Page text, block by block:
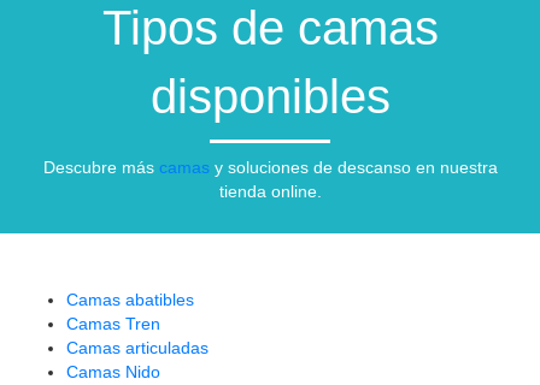
Tipos de camas
disponibles
Descubre más camas y soluciones de descanso en nuestra
tienda online.
Camas abatibles
Camas Tren
Camas articuladas
Camas Nido